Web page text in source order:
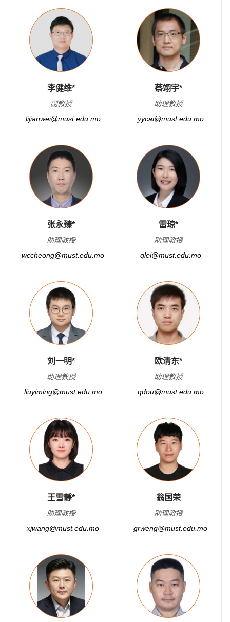
李健维*
副教授
lijianwei@must.edu.mo
蔡翊宇*
助理教授
yycai@must.edu.mo
张永臻*
助理教授
wccheong@must.edu.mo
雷琼*
助理教授
qlei@must.edu.mo
刘一明*
助理教授
liuyiming@must.edu.mo
欧清东*
助理教授
qdou@must.edu.mo
王雪靜*
助理教授
xjwang@must.edu.mo
翁国荣
助理教授
grweng@must.edu.mo